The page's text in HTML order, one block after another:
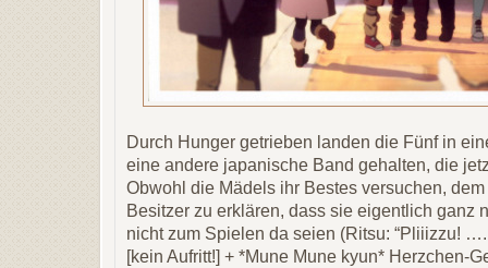
Durch Hunger getrieben landen die Fünf in
eine andere japanische Band gehalten, die
Obwohl die Mädels ihr Bestes versuchen,
Besitzer zu erklären, dass sie eigentlich ganz
nicht zum Spielen da seien (Ritsu: “Pliiizzu!
[kein Aufritt!] + *Mune Mune kyun* Herzchen-